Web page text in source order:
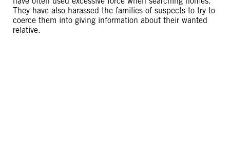
They have also harassed the families of suspects to try to
coerce them into giving information about their wanted
relative.